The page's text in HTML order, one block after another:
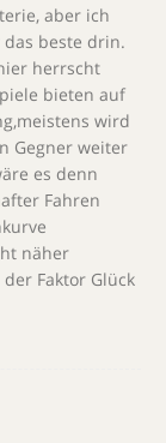
aber ich
beste drin.
herrscht
bieten auf
wird
Gegner weiter
es denn
Fahren
näher
Faktor Glück